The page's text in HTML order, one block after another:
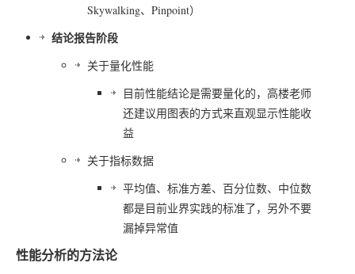
Skywalking、Pinpoint）
结论报告阶段
关于量化性能
目前性能结论是需要量化的，高楼老师
还建议用图表的方式来直观显示性能收
益
关于指标数据
平均值、标准方差、百分位数、中位数
都是目前业界实践的标准了，另外不要
漏掉异常值
性能分析的方法论